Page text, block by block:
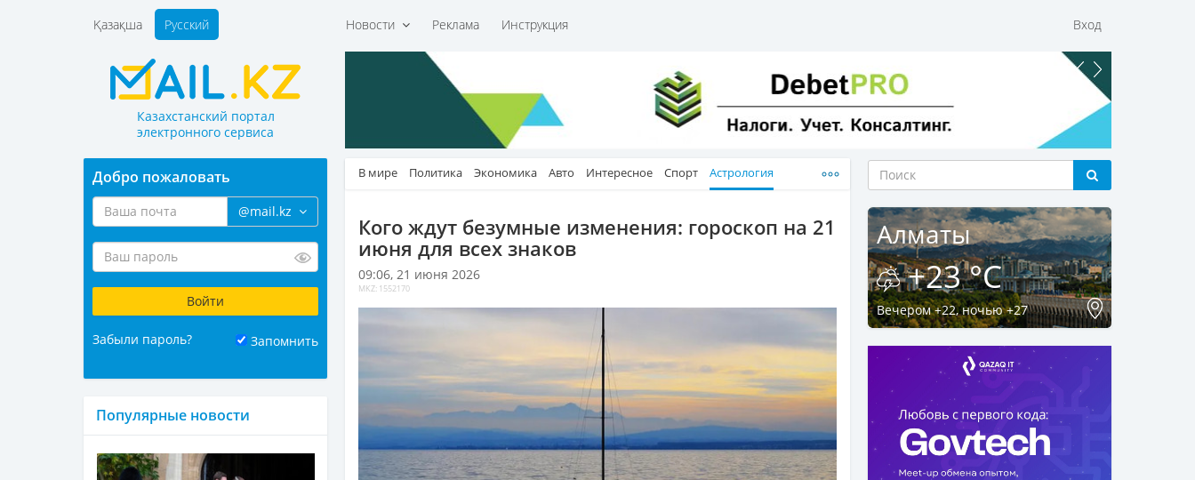
Новости Реклама Инструкция Вход
Қазақша Русский
Казахстанский портал
электронного сервиса
В мире Политика Экономика Авто Интересное Спорт Астрология
Кого ждут безумные изменения: гороскоп на 21
июня для всех знаков
09:06, 21 июня 2026
MKZ: 1552170
Добро пожаловать
@mail.kz
Забыли пароль? Запомнить
Популярные новости
Алматы
+23 °C
Вечером +22, ночью +27